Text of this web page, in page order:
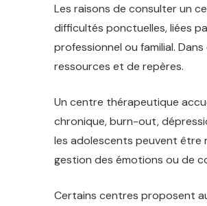
Les raisons de consulter un
difficultés ponctuelles, liées
professionnel ou familial.
ressources et de repères.
Un centre thérapeutique
chronique, burn-out,
les adolescents peuvent être
gestion des émotions ou de
Certains centres proposent